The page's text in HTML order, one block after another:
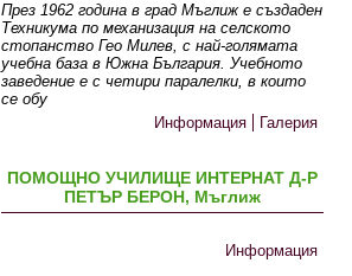
През 1962 година в град Мъглиж е създаден
Техникума по механизация на селското
стопанство Гео Милев, с най-голямата
учебна база в Южна България. Учебното
заведение е с четири паралелки, в които
се обу
Информация
Галерия
ПОМОЩНО УЧИЛИЩЕ ИНТЕРНАТ Д-Р
ПЕТЪР БЕРОН, Мъглиж
Информация